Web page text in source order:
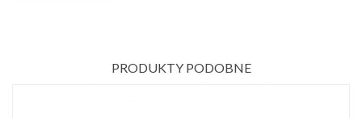
PRODUKTY PODOBNE